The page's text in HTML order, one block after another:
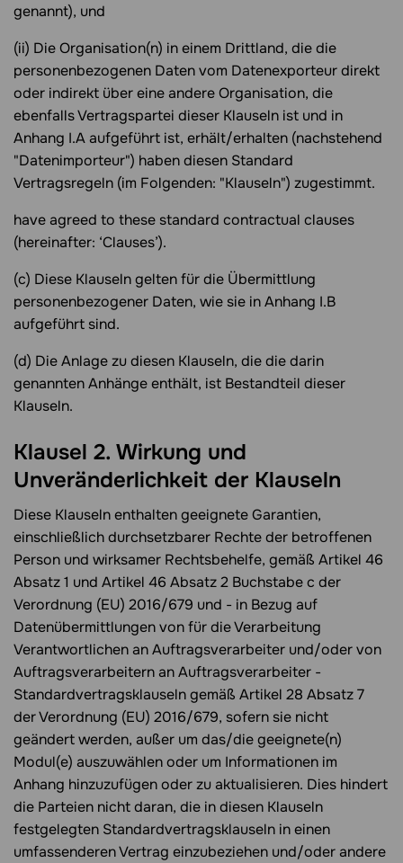
genannt), und
(ii) Die Organisation(n) in einem Drittland, die die
personenbezogenen Daten vom Datenexporteur direkt
oder indirekt über eine andere Organisation, die
ebenfalls Vertragspartei dieser Klauseln ist und in
Anhang I.A aufgeführt ist, erhält/erhalten (nachstehend
"Datenimporteur") haben diesen Standard
Vertragsregeln (im Folgenden: "Klauseln") zugestimmt.
have agreed to these standard contractual clauses
(hereinafter: ‘Clauses’).
(c) Diese Klauseln gelten für die Übermittlung
personenbezogener Daten, wie sie in Anhang I.B
aufgeführt sind.
(d) Die Anlage zu diesen Klauseln, die die darin
genannten Anhänge enthält, ist Bestandteil dieser
Klauseln.
Klausel 2. Wirkung und
Unveränderlichkeit der Klauseln
Diese Klauseln enthalten geeignete Garantien,
einschließlich durchsetzbarer Rechte der betroffenen
Person und wirksamer Rechtsbehelfe, gemäß Artikel 46
Absatz 1 und Artikel 46 Absatz 2 Buchstabe c der
Verordnung (EU) 2016/679 und - in Bezug auf
Datenübermittlungen von für die Verarbeitung
Verantwortlichen an Auftragsverarbeiter und/oder von
Auftragsverarbeitern an Auftragsverarbeiter -
Standardvertragsklauseln gemäß Artikel 28 Absatz 7
der Verordnung (EU) 2016/679, sofern sie nicht
geändert werden, außer um das/die geeignete(n)
Modul(e) auszuwählen oder um Informationen im
Anhang hinzuzufügen oder zu aktualisieren. Dies hindert
die Parteien nicht daran, die in diesen Klauseln
festgelegten Standardvertragsklauseln in einen
umfassenderen Vertrag einzubeziehen und/oder andere